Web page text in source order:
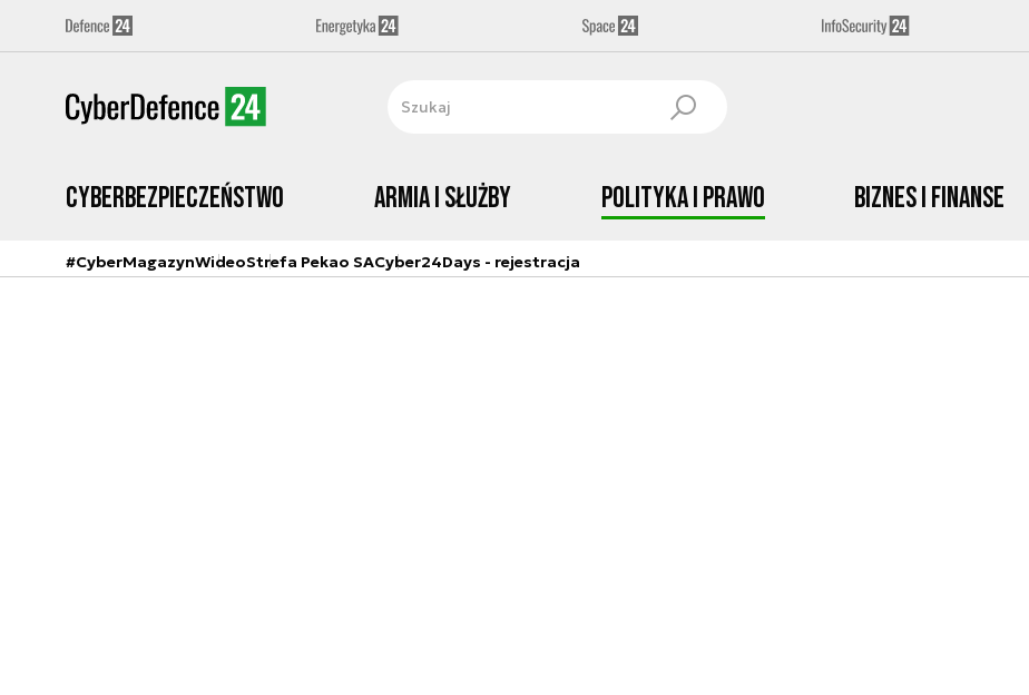
Cyberbezpieczeństwo Armia i Służby Polityka i prawo Biznes i Finanse
#CyberMagazynWideoStrefa Pekao SACyber24Days - rejestracja